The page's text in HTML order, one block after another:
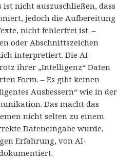
ist nicht auszuschließen, dass
jedoch die Aufbereitung
nicht fehlerfrei ist. –
oder Abschnittszeichen
interpretiert. Die AI-
ihrer „Intelligenz“ Daten
Form. – Es gibt keinen
Ausbessern“ wie in der
Das macht das
nicht selten zu einem
Dateneingabe wurde,
Erfahrung, von AI-